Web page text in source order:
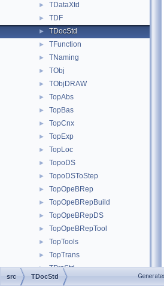
► TDataXtd
► TDF
► TDocStd
► TFunction
► TNaming
► TObj
► TObjDRAW
► TopAbs
► TopBas
► TopCnx
► TopExp
► TopLoc
► TopoDS
► TopoDSToStep
► TopOpeBRep
► TopOpeBRepBuild
► TopOpeBRepDS
► TopOpeBRepTool
► TopTools
► TopTrans
► TPrsStd
► Transfer
src TDocStd